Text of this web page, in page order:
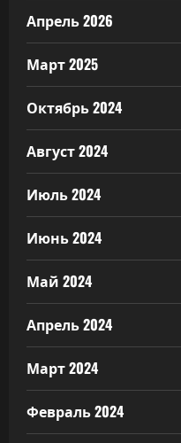
Апрель 2026
Март 2025
Октябрь 2024
Август 2024
Июль 2024
Июнь 2024
Май 2024
Апрель 2024
Март 2024
Февраль 2024